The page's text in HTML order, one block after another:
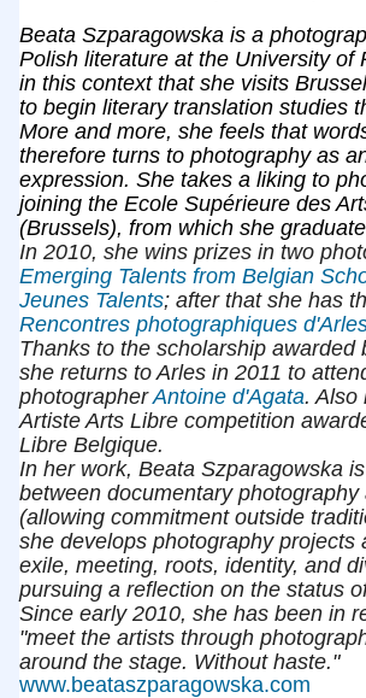
Beata Szparagowska is a
Polish literature at the University of
in this context that she visits
to begin literary translation studies
More and more, she feels that
therefore turns to photography as
expression. She takes a liking to
joining the Ecole Supérieure des
(Brussels), from which she
In 2010, she wins prizes in two
Emerging Talents from Belgian
Jeunes Talents; after that she has
Rencontres photographiques
Thanks to the scholarship awarded
she returns to Arles in 2011 to
photographerAntoine d'Agata. Also
Artiste Arts Libre competition
Libre Belgique.
In her work, Beata Szparagowska
between documentary
(allowing commitment outside
she develops photography projects
exile, meeting, roots, identity, and
pursuing a reflection on the status
Since early 2010, she has been in
"meet the artists through
around the stage. Without haste."
www.beataszparagowska.com